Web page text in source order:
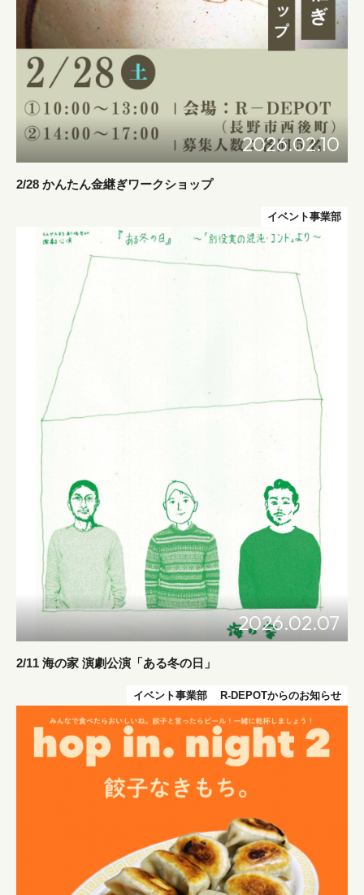
2026.02.10
2/28 かんたん金継ぎワークショップ
イベント事業部
2026.02.07
2/11 海の家 演劇公演「ある冬の日」
イベント事業部 R-DEPOTからのお知らせ